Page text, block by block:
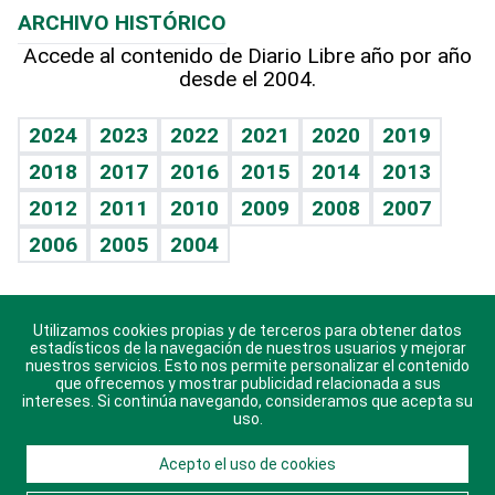
Hablando con el pediatra
Vida y familia
Eñe
Celebrando la vida
Sin complejos
En pocas palabras
Escuchando al corazón
Economía Personal
Línea de hit
TBT Deportivo
Más firmas
Hecho en casa
Guía del dinero
Cumpleaños
Horóscopos
Crucigramas
ARCHIVO HISTÓRICO
Accede al contenido de Diario Libre año por año
desde el 2004.
2024 2023 2022 2021 2020
2019
2018
2017 2016 2015 2014
2013
2012
2011 2010 2009 2008
2007
2006
2005 2004
Descarga nuestras aplicaciones para Android, iOS y
sistema Huawei.
© 2021 Diario Libre, todos los derechos reservados.
Utilizamos cookies propias y de terceros para obtener datos
estadísticos de la navegación de nuestros usuarios y mejorar
nuestros servicios. Esto nos permite personalizar el contenido
que ofrecemos y mostrar publicidad relacionada a sus
intereses. Si continúa navegando, consideramos que acepta su
uso.
Acepto el uso de cookies